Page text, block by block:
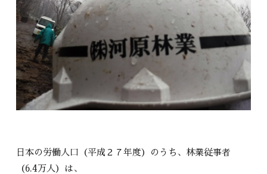
日本の労働人口（平成２７年度）のうち、林業従事者
（6.4万人）は、